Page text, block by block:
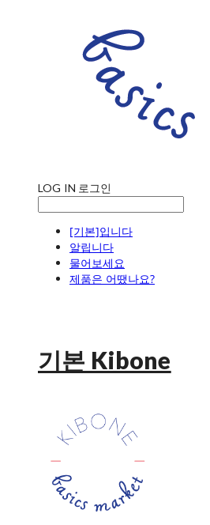
LOG IN 로그인
[기본]입니다
알립니다
물어보세요
제품은 어땠나요?
기본 Kibone